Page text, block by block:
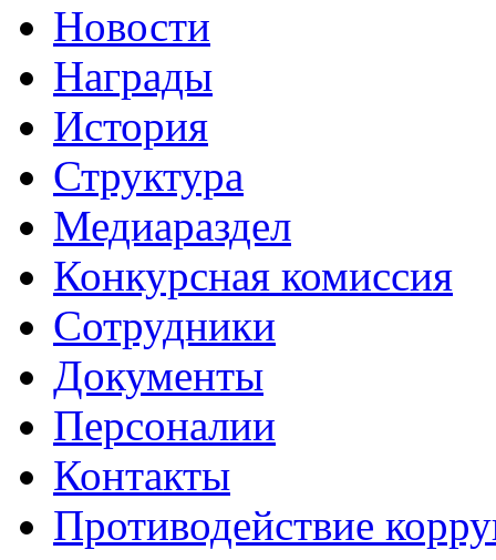
Новости
Награды
История
Структура
Медиараздел
Конкурсная комиссия
Сотрудники
Документы
Персоналии
Контакты
Противодействие